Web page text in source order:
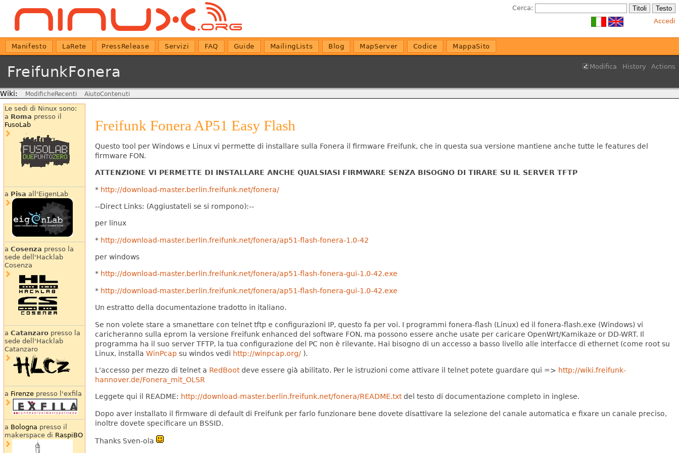
Cerca:
Accedi
Manifesto LaRete PressRelease Servizi FAQ Guide MailingLists Blog MapServer Codice MappaSito
Modifica History Actions
FreifunkFonera
Wiki: ModificheRecenti AiutoContenuti
Le sedi di Ninux sono:
a Roma presso il
FusoLab
a Pisa all'EigenLab
a Cosenza presso la
sede dell'Hacklab
Cosenza
a Catanzaropresso la
sede dell'Hacklab
Catanzaro
a Firenzepresso l'exfila
a Bologna presso il
makerspace di RaspiBO
Freifunk Fonera AP51 Easy Flash
Questo tool per Windows e Linux vi permette di installare sulla Fonera il firmware Freifunk, che in questa sua versione mantiene anche tutte le features del
firmware FON.
ATTENZIONE VI PERMETTE DI INSTALLARE ANCHE QUALSIASI FIRMWARE SENZA BISOGNO DI TIRARE SU IL SERVER TFTP
* http://download-master.berlin.freifunk.net/fonera/
--Direct Links: (Aggiustateli se si rompono):--
per linux
* http://download-master.berlin.freifunk.net/fonera/ap51-flash-fonera-1.0-42
per windows
* http://download-master.berlin.freifunk.net/fonera/ap51-flash-fonera-gui-1.0-42.exe
* http://download-master.berlin.freifunk.net/fonera/ap51-flash-fonera-gui-1.0-42.exe
Un estratto della documentazione tradotto in italiano.
Se non volete stare a smanettare con telnet tftp e configurazioni IP, questo fa per voi. I programmi fonera-flash (Linux) ed il fonera-flash.exe (Windows) vi
caricheranno sulla eprom la versione Freifunk enhanced del software FON, ma possono essere anche usate per caricare OpenWrt/Kamikaze or DD-WRT. Il
programma ha il suo server TFTP, la tua configurazione del PC non è rilevante. Hai bisogno di un accesso a basso livello alle interfacce di ethernet (come root su
Linux, installa WinPcap su windos vedi http://winpcap.org/).
L'accesso per mezzo di telnet a RedBootdeve essere già abilitato. Per le istruzioni come attivare il telnet potete guardare qui => http://wiki.freifunk-
hannover.de/Fonera_mit_OLSR
Leggete qui il README: http://download-master.berlin.freifunk.net/fonera/README.txtdel testo di documentazione completo in inglese.
Dopo aver installato il firmware di default di Freifunk per farlo funzionare bene dovete disattivare la selezione del canale automatica e fixare un canale preciso,
inoltre dovete specificare un BSSID.
Thanks Sven-ola